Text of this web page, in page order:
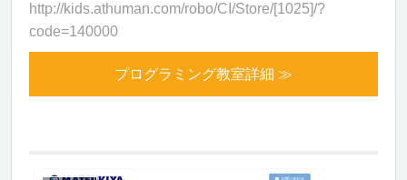
http://kids.athuman.com/robo/CI/Store/[1025]/?
code=140000
プログラミング教室詳細 ≫